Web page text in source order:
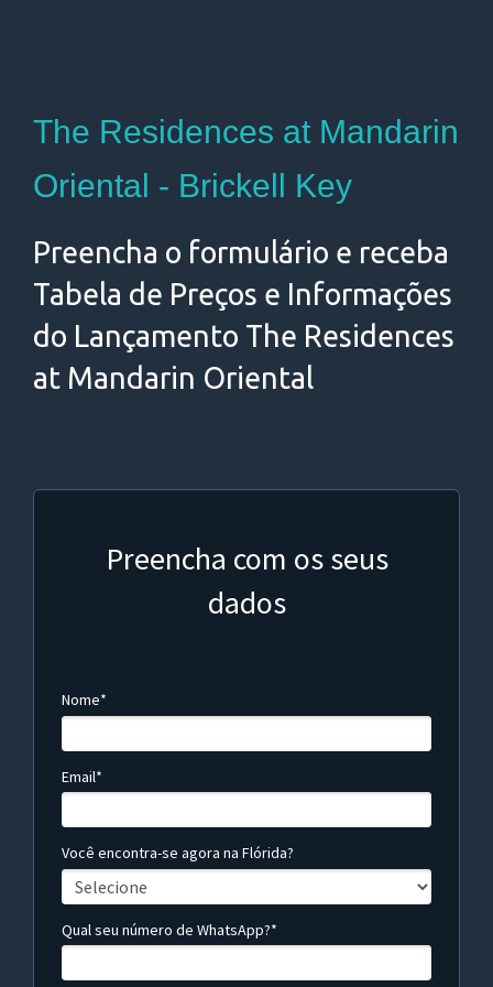
The Residences at Mandarin
Oriental - Brickell Key
Preencha o formulário e receba
Tabela de Preços e Informações
do Lançamento The Residences
at Mandarin Oriental
Preencha com os seus
dados
Nome*
Email*
Você encontra-se agora na Flórida?
Qual seu número de WhatsApp?*